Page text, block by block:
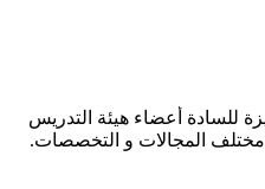
للسادة أعضاء هيئة التدريس
مختلف المجالات و التخصصات.